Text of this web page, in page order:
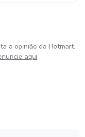
a opinião da Hotmart.
aqui